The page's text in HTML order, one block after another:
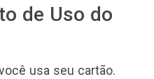
de Uso do
usa seu cartão.